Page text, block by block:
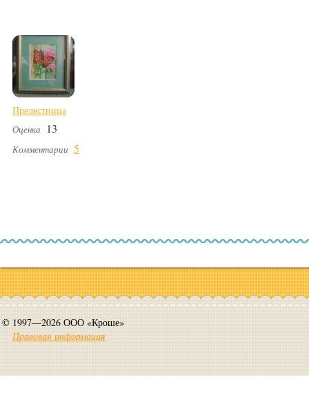
Прелестница
Оценка 13
Комментарии 5
© 1997—2026 ООО «Кроше»
Правовая информация